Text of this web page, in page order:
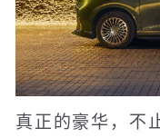
真正的豪华，不